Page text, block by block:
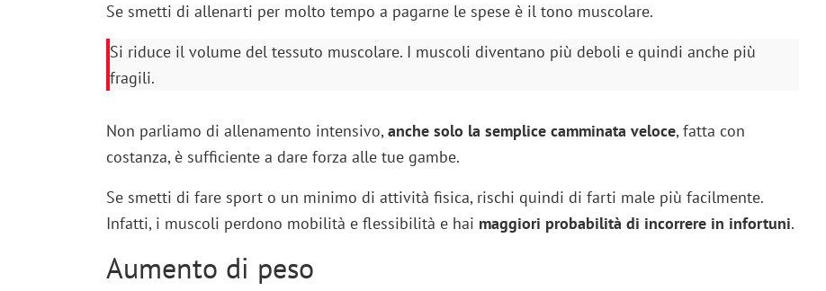
Se smetti di allenarti per molto tempo a pagarne le spese è il tono muscolare.
Si riduce il volume del tessuto muscolare. I muscoli diventano più deboli e quindi anche più
fragili.
Non parliamo di allenamento intensivo,anche solo la semplice camminata veloce, fatta con
costanza, è sufficiente a dare forza alle tue gambe.
Se smetti di fare sport o un minimo di attività fisica, rischi quindi di farti male più facilmente.
Infatti, i muscoli perdono mobilità e flessibilità e hai maggiori probabilità di incorrere in infortuni.
Aumento di peso